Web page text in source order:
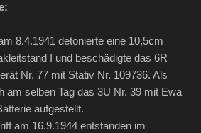
8.4.1941 detonierte eine 10,5cm
I und beschädigte das 6R
Nr. 77 mit Stativ Nr. 109736. Als
am selben Tag das 3U Nr. 39 mit Ewa
aufgestellt.
am 16.9.1944 entstanden im